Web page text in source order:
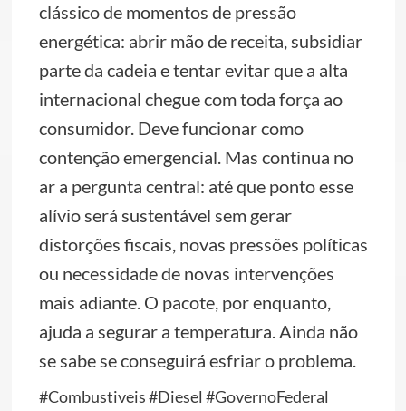
clássico de momentos de pressão
energética: abrir mão de receita, subsidiar
parte da cadeia e tentar evitar que a alta
internacional chegue com toda força ao
consumidor. Deve funcionar como
contenção emergencial. Mas continua no
ar a pergunta central: até que ponto esse
alívio será sustentável sem gerar
distorções fiscais, novas pressões políticas
ou necessidade de novas intervenções
mais adiante. O pacote, por enquanto,
ajuda a segurar a temperatura. Ainda não
se sabe se conseguirá esfriar o problema.
#Combustiveis #Diesel #GovernoFederal